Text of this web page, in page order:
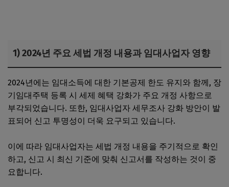
1) 2024년 주요 세법 개정 내용과 임대사업자 영향
2024년에는 임대소득에 대한 기본공제 한도 유지와 함께, 장
기임대주택 등록 시 세제 혜택 강화가 주요 개정 사항으로
부각되었습니다. 또한, 임대사업자 세무조사 강화 방안이 발
표되어 신고 투명성이 더욱 요구되고 있습니다.
이에 따라 임대사업자는 세법 개정 내용을 주기적으로 확인
하고, 신고 시 최신 기준에 맞춰 신고서를 작성하는 것이 중
요합니다.